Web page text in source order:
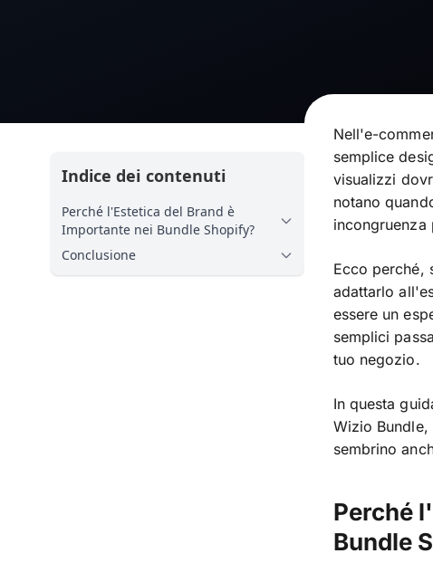
Indice dei contenuti
Perché l'Estetica del Brand è
Importante nei Bundle Shopify?
Conclusione
Nell'e-
semplice
visualizzi
notano
incongruenza
Ecco perché,
adattarlo
essere un
semplici
tuo negozio.
In questa
Wizio
sembrino
Perché
Bundle